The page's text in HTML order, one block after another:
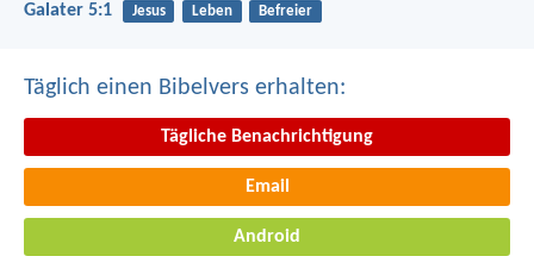
Galater 5:1 Jesus Leben Befreier
Täglich einen Bibelvers erhalten:
Tägliche Benachrichtigung
Email
Android